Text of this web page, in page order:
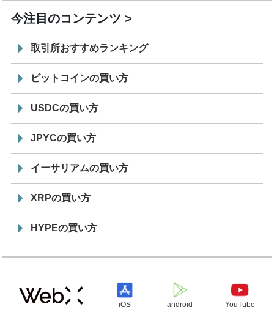
今注目のコンテンツ
取引所おすすめランキング
ビットコインの買い方
USDCの買い方
JPYCの買い方
イーサリアムの買い方
XRPの買い方
HYPEの買い方
iOS android YouTube